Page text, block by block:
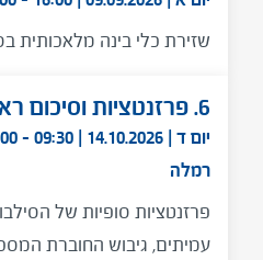
שזירת כלי בינה מלאכותית
6. פרזנטציות וסיכום ראשוני
רמלה
פרזנטציות סופיות של
עמיתים, גיבוש החוברת